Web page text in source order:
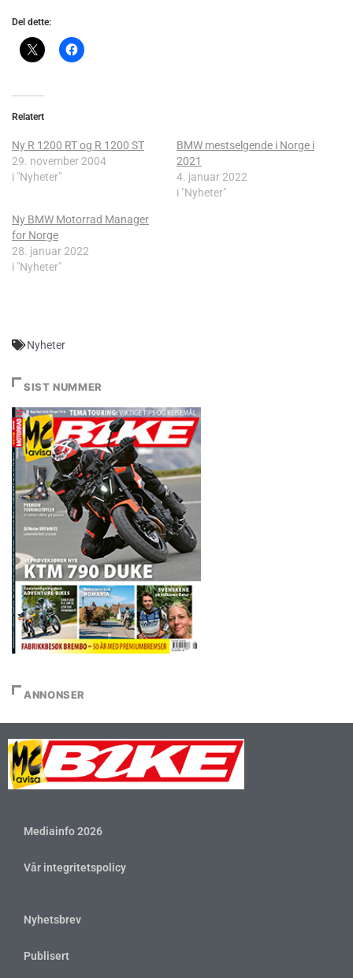
Del dette:
Relatert
Ny R 1200 RT og R 1200 ST
29. november 2004
i "Nyheter"
BMW mestselgende i Norge i
2021
4. januar 2022
i "Nyheter"
Ny BMW Motorrad Manager
for Norge
28. januar 2022
i "Nyheter"
Nyheter
SIST NUMMER
ANNONSER
Mediainfo 2026
Vår integritetspolicy
Nyhetsbrev
Publisert